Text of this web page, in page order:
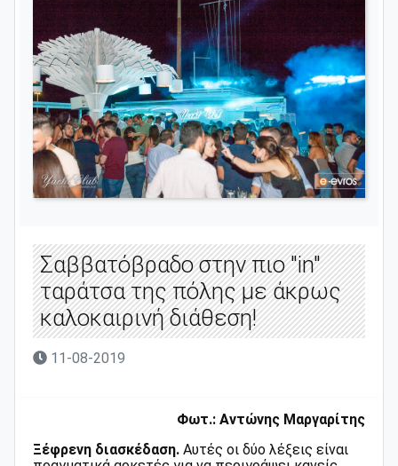
Σαββατόβραδο στην πιο "in"
ταράτσα της πόλης με άκρως
καλοκαιρινή διάθεση!
11-08-2019
Φωτ.: Αντώνης Μαργαρίτης
Ξέφρενη διασκέδαση. Αυτές οι δύο λέξεις είναι